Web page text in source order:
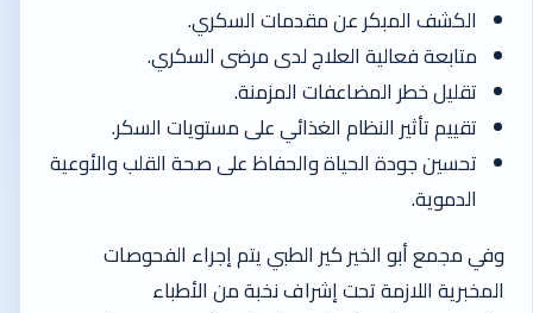
الكشف المبكر عن مقدمات السكري.
متابعة فعالية العلاج لدى مرضى السكري.
تقليل خطر المضاعفات المزمنة.
تقييم تأثير النظام الغذائي على مستويات السكر.
تحسين جودة الحياة والحفاظ على صحة القلب والأوعية
الدموية.
وفي مجمع أبو الخير كير الطبي يتم إجراء الفحوصات
المخبرية اللازمة تحت إشراف نخبة من الأطباء